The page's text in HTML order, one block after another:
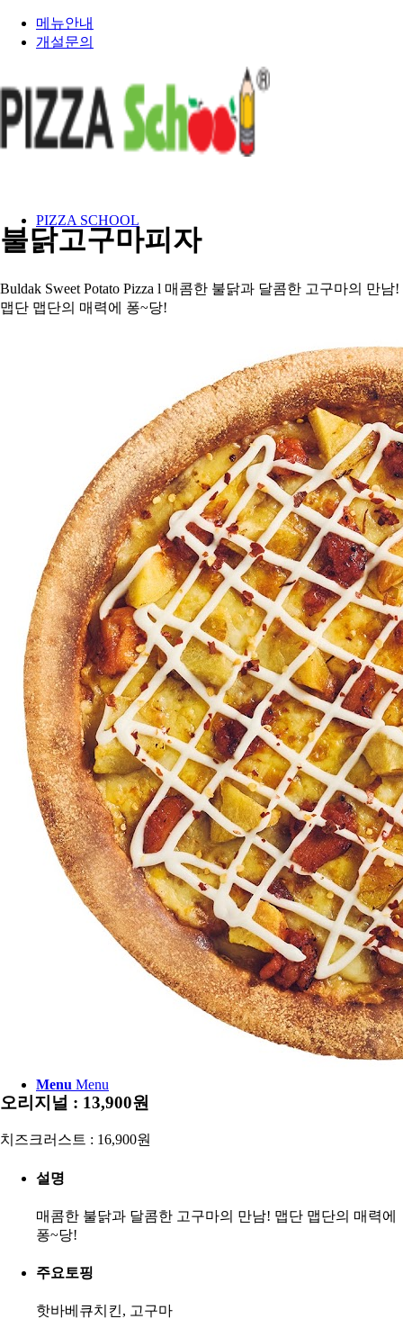
메뉴안내
개설문의
PIZZA SCHOOL
STORE
NEWS
FRANCHISE
Menu Menu
불닭고구마피자
Buldak Sweet Potato Pizza l 매콤한 불닭과 달콤한 고구마의 만남!
맵단 맵단의 매력에 퐁~당!
오리지널 : 13,900원
치즈크러스트 : 16,900원
설명
매콤한 불닭과 달콤한 고구마의 만남! 맵단 맵단의 매력에
퐁~당!
주요토핑
핫바베큐치킨, 고구마